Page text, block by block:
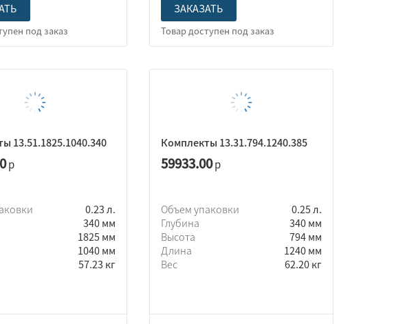
ЗАКАЗАТЬ
13.51.1825.1040.340
р
0.23 л.
340 мм
1825 мм
1040 мм
57.23 кг
Комплекты 13.31.794.1240.385
59933.00р
Объем упаковки
0.25 л.
Глубина
340 мм
Высота
794 мм
Длина
1240 мм
Вес
62.20 кг